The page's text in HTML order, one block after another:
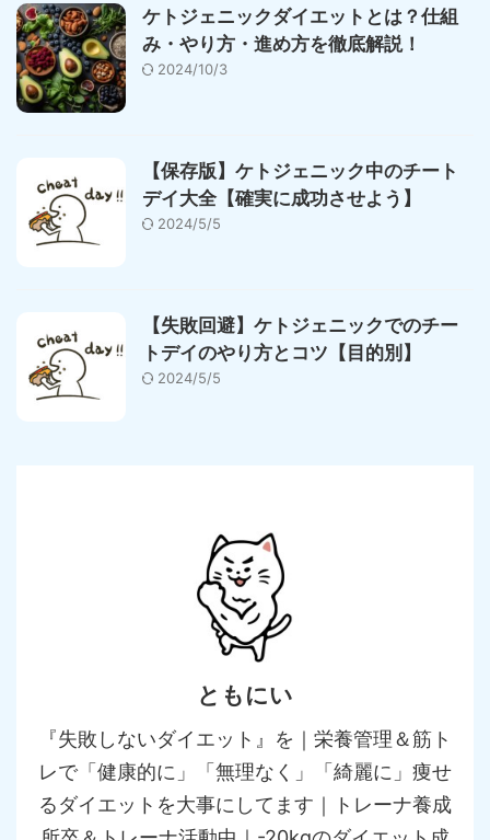
ケトジェニックダイエットとは？仕組
み・やり方・進め方を徹底解説！
2024/10/3
【保存版】ケトジェニック中のチート
デイ大全【確実に成功させよう】
2024/5/5
【失敗回避】ケトジェニックでのチー
トデイのやり方とコツ【目的別】
2024/5/5
ともにい
『失敗しないダイエット』を｜栄養管理＆筋ト
レで「健康的に」「無理なく」「綺麗に」痩せ
るダイエットを大事にしてます｜トレーナ養成